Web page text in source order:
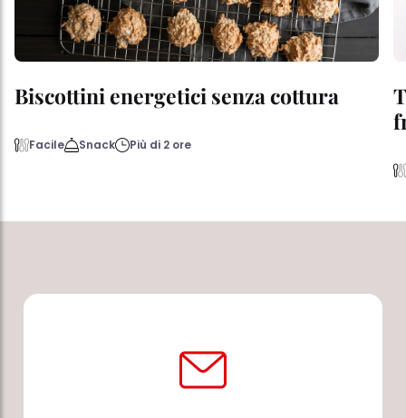
Biscottini energetici senza cottura
Facile Snack Più di 2 ore